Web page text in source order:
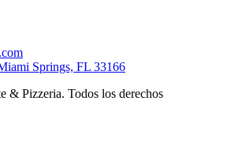
Springs, FL 33166
& Pizzeria. Todos los derechos